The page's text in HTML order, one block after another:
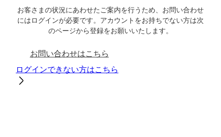
お客さまの状況にあわせたご案内を行うため、お問い合わせ
にはログインが必要です。アカウントをお持ちでない方は次
のページから登録をお願いいたします。
お問い合わせはこちら
ログインできない方はこちら